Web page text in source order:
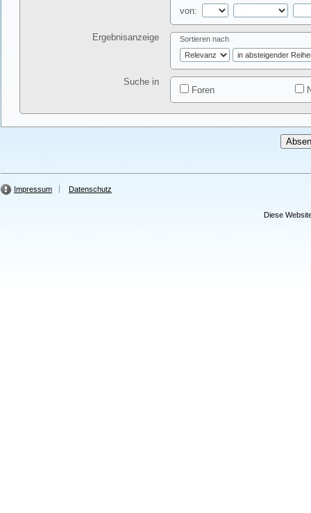
von:
Ergebnisanzeige Sortieren nach
Suche in
Foren
Impressum Datenschutz
Diese